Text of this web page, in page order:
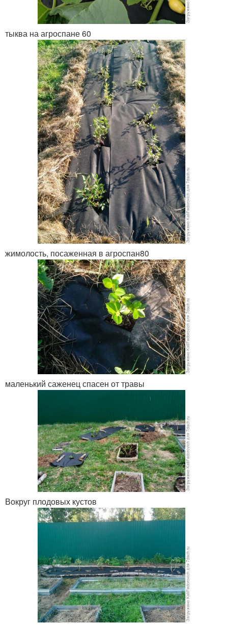
тыква на агроспане 60
жимолость, посаженная в агроспан80
маленький саженец спасен от травы
Вокруг плодовых кустов